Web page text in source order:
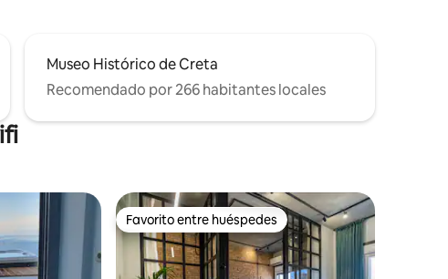
Museo Histórico de Creta
Recomendado por 266 habitantes locales
Favorito entre huéspedes
Favorito entre huéspedes